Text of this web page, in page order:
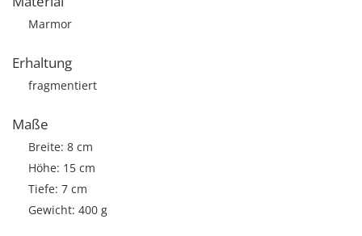
Marmor
Erhaltung
fragmentiert
Maße
Breite: 8 cm
Höhe: 15 cm
Tiefe: 7 cm
Gewicht: 400 g